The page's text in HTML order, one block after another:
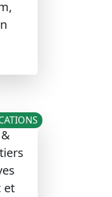
et